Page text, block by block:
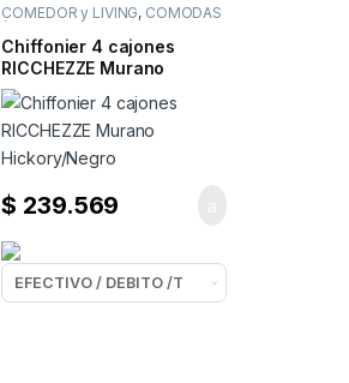
COMEDOR y LIVING, COMODAS
/ CHIFFONIERS
Chiffonier 4 cajones
RICCHEZZE Murano
Hickory/Negro
$ 239.569